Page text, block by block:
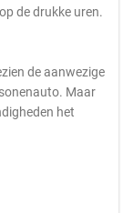
de drukke uren.
de aanwezige
Maar
het